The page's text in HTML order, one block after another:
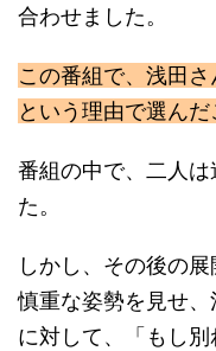
合わせました。
この番組で、浅田
という理由で選んだ
番組の中で、二人
た。
しかし、その後の
慎重な姿勢を見せ
に対して、「もし